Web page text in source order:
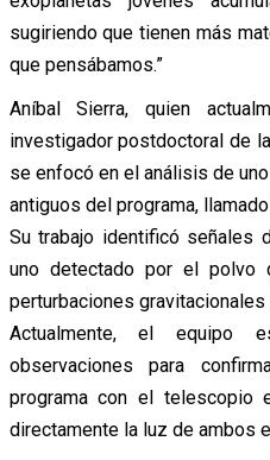
sugiriendo que tienen más
que pensábamos.”
Aníbal Sierra, quien
investigador postdoctoral de
se enfocó en el análisis de
antiguos del programa,
Su trabajo identificó señales
uno detectado por el
perturbaciones
Actualmente, el equipo
observaciones para
programa con el telescopio
directamente la luz de ambos